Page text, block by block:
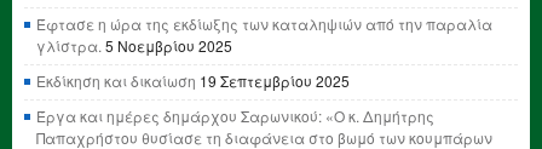
Έφτασε η ώρα της εκδίωξης των καταληψιών από την παραλία
γλίστρα. 5 Νοεμβρίου 2025
Εκδίκηση και δικαίωση 19 Σεπτεμβρίου 2025
Έργα και ημέρες δημάρχου Σαρωνικού: «Ο κ. Δημήτρης
Παπαχρήστου θυσίασε τη διαφάνεια στο βωμό των κουμπάρων